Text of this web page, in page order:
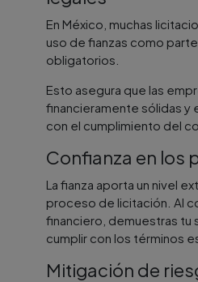
En México, muchas
uso de fianzas como
obligatorios.
Esto asegura que las
financieramente sólidas
con el cumplimiento del
Confianza en los
La fianza aporta un nivel
proceso de licitación. Al
financiero, demuestras tu
cumplir con los términos
Mitigación de